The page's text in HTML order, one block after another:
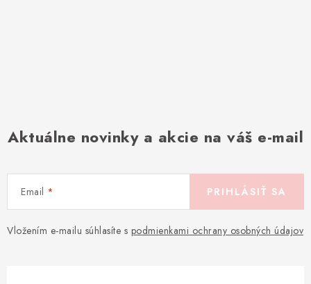
Aktuálne novinky a akcie na váš e-mail
Email
Vložením e-mailu súhlasíte s podmienkami ochrany osobných údajov
PRIHLÁSIŤ SA